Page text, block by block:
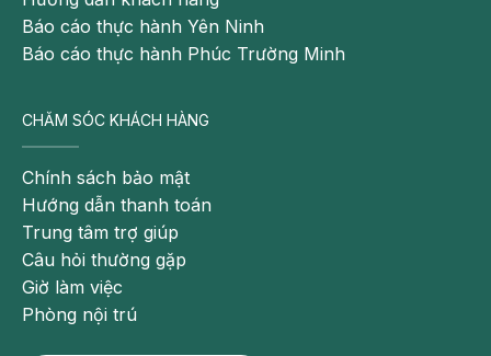
Hướng dẫn khách hàng
Báo cáo thực hành Yên Ninh
Báo cáo thực hành Phúc Trường Minh
Chính sách bảo mật
Hướng dẫn thanh toán
Trung tâm trợ giúp
Câu hỏi thường gặp
Giờ làm việc
Phòng nội trú